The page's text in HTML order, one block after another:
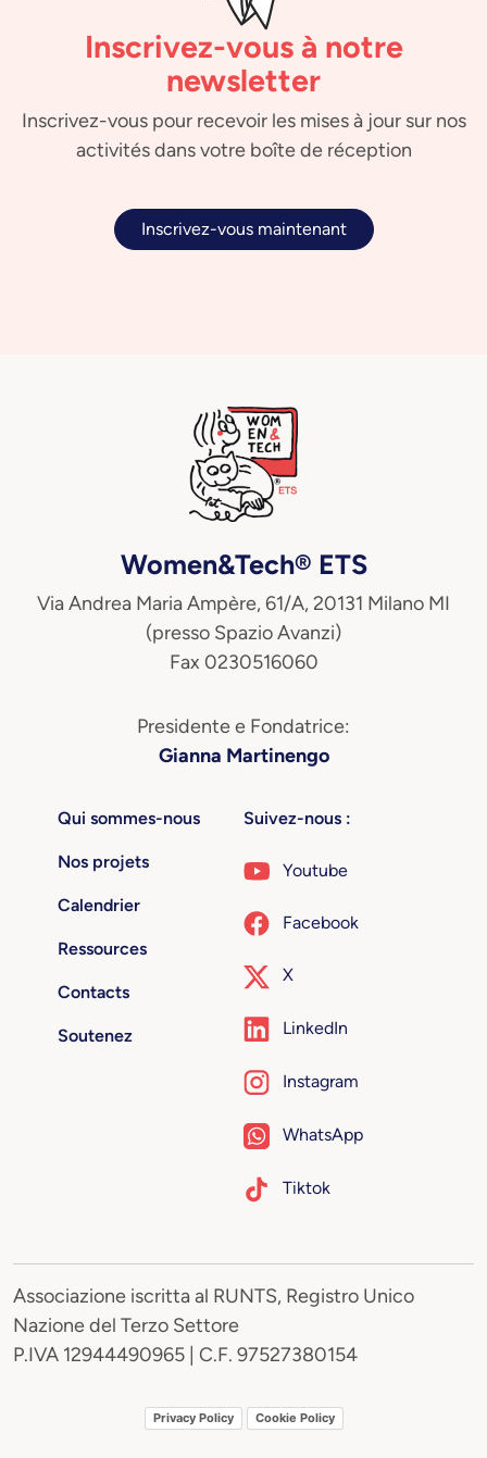
Inscrivez-vous à notre
newsletter
Inscrivez-vous pour recevoir les mises à jour sur nos
activités dans votre boîte de réception
Inscrivez-vous maintenant
Women&Tech® ETS
Via Andrea Maria Ampère, 61/A, 20131 Milano MI
(presso Spazio Avanzi)
Fax 0230516060
Presidente e Fondatrice:
Gianna Martinengo
Qui sommes-nous
Nos projets
Calendrier
Ressources
Contacts
Soutenez
Suivez-nous :
Youtube
Facebook
X
LinkedIn
Instagram
WhatsApp
Tiktok
Associazione iscritta al RUNTS, Registro Unico
Nazione del Terzo Settore
P.IVA 12944490965 | C.F. 97527380154
Privacy Policy Cookie Policy